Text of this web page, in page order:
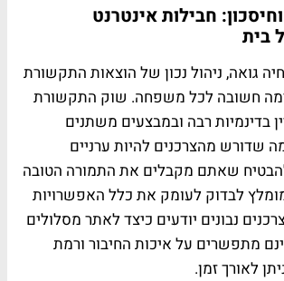
חבילות אינטרנט
בית
גואה, ניהול נכון של הוצאות התקשורת
חשובה לכל משפחה. שוק התקשורת
בדינמיות רבה ובמבצעים משתנים
שדורש מהצרכנים להיות ערניים
להבטיח שאתם מקבלים את התמורה הטובה
לבדוק לעומק את כלל האפשרויות
נבונים יודעים כיצד לאתר מסלולים
מתפשרים על איכות החיבור ורמת
לאורך זמן.